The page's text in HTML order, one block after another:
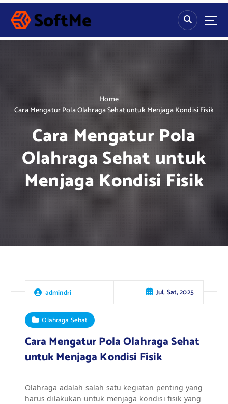
S
p
Home
Cara Mengatur Pola Olahraga Sehat untuk Menjaga Kondisi Fisik
Cara Mengatur Pola
Olahraga Sehat untuk
Menjaga Kondisi Fisik
admindri Jul, Sat, 2025
Olahraga Sehat
Cara Mengatur Pola Olahraga Sehat
untuk Menjaga Kondisi Fisik
Olahraga adalah salah satu kegiatan penting yang
harus dilakukan untuk menjaga kondisi fisik yang